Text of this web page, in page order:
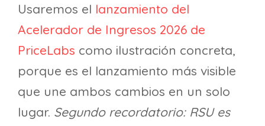
Usaremos el lanzamiento del
Acelerador de Ingresos 2026 de
PriceLabs como ilustración concreta,
porque es el lanzamiento más visible
que une ambos cambios en un solo
lugar. Segundo recordatorio: RSU es